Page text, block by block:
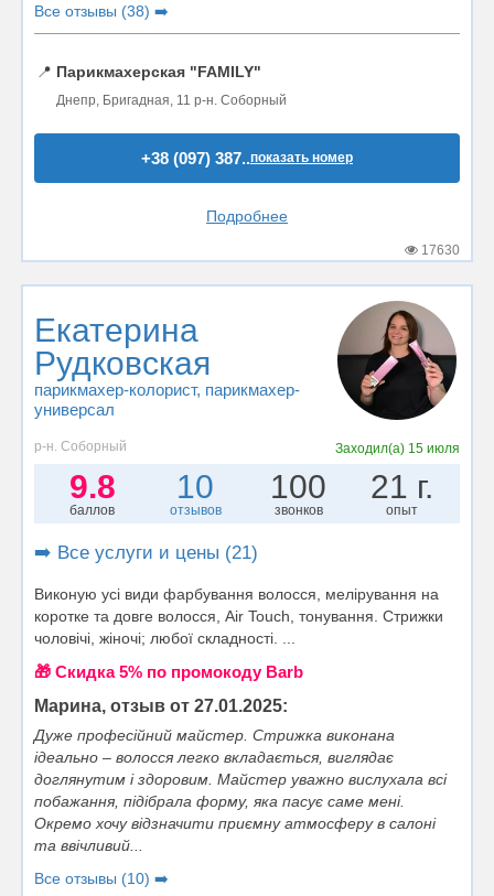
Все отзывы (38) ➡️
📍 Парикмахерская "FAMILY"
Днепр, Бригадная, 11 р-н. Соборный
+38 (097) 387..показать номер
Подробнее
17630
Екатерина
Рудковская
парикмахер-колорист, парикмахер-
универсал
р-н. Соборный Заходил(а) 15 июля
9.8
баллов
10
отзывов
100
звонков
21 г.
опыт
➡️ Все услуги и цены (21)
Виконую усі види фарбування волосся, мелірування на
коротке та довге волосся, Air Touch, тонування. Стрижки
чоловічі, жіночі; любої складності. ...
🎁 Cкидка 5% по промокоду Barb
Марина, отзыв от 27.01.2025:
Дуже професійний майстер. Стрижка виконана
ідеально – волосся легко вкладається, виглядає
доглянутим і здоровим. Майстер уважно вислухала всі
побажання, підібрала форму, яка пасує саме мені.
Окремо хочу відзначити приємну атмосферу в салоні
та ввічливий...
Все отзывы (10) ➡️